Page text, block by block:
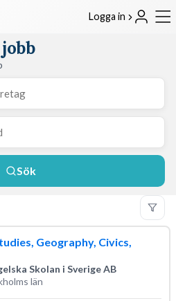
Logga in
Sök
Geography, Civics,
Skolan i Sverige AB
län